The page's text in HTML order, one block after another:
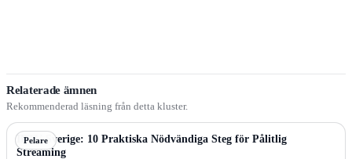
Relaterade ämnen
Rekommenderad läsning från detta kluster.
Pelare
IPTV Sverige: 10 Praktiska Nödvändiga Steg för Pålitlig
Streaming